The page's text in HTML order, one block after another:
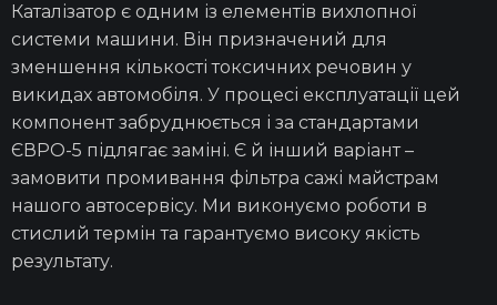
Каталізатор є одним із елементів вихлопної
системи машини. Він призначений для
зменшення кількості токсичних речовин у
викидах автомобіля. У процесі експлуатації цей
компонент забруднюється і за стандартами
ЄВРО-5 підлягає заміні. Є й інший варіант –
замовити промивання фільтра сажі майстрам
нашого автосервісу. Ми виконуємо роботи в
стислий термін та гарантуємо високу якість
результату.